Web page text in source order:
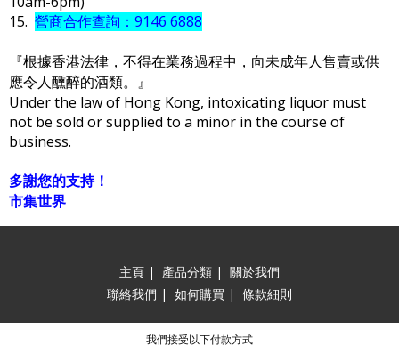
15. 營商合作查詢：9146 6888
『根據香港法律，不得在業務過程中，向未成年人售賣或供
應令人醺醉的酒類。』
Under the law of Hong Kong, intoxicating liquor must
not be sold or supplied to a minor in the course of
business.
多謝您的支持！
市集世界
主頁 | 產品分類 | 關於我們
聯絡我們 | 如何購買 | 條款細則
我們接受以下付款方式